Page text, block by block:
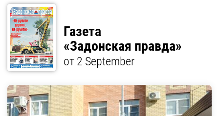
Газета
«Задонская правда»
от 2 September